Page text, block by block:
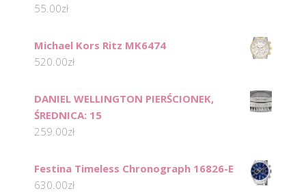
55.00zł
Michael Kors Ritz MK6474
520.00zł
DANIEL WELLINGTON PIERŚCIONEK,
ŚREDNICA: 15
259.00zł
Festina Timeless Chronograph 16826-E
630.00zł